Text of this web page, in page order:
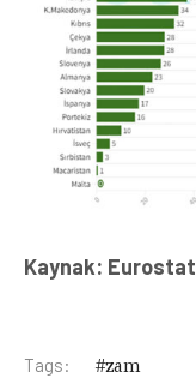
Kaynak: Eurostat
Tags: zam